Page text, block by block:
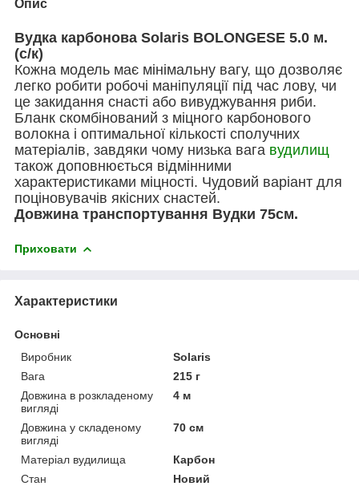
Опис
Вудка карбонова Solaris BOLONGESE 5.0 м.
(с/к)
Кожна модель має мінімальну вагу, що дозволяє
легко робити робочі маніпуляції під час лову, чи
це закидання снасті або вивуджування риби.
Бланк скомбінований з міцного карбонового
волокна і оптимальної кількості сполучних
матеріалів, завдяки чому низька вага вудилищ
також доповнюється відмінними
характеристиками міцності. Чудовий варіант для
поціновувачів якісних снастей.
Довжина транспортування Вудки 75см.
Приховати
Характеристики
Основні
Виробник
Solaris
Вага
215 г
Довжина в розкладеному
вигляді
4 м
Довжина у складеному
вигляді
70 см
Матеріал вудилища
Карбон
Стан
Новий